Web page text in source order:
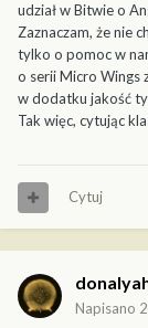
udział w Bitwie o
Zaznaczam, że nie
tylko o pomoc w
o serii Micro Wings
w dodatku jakość
Tak więc, cytując
Cytuj
Napisano